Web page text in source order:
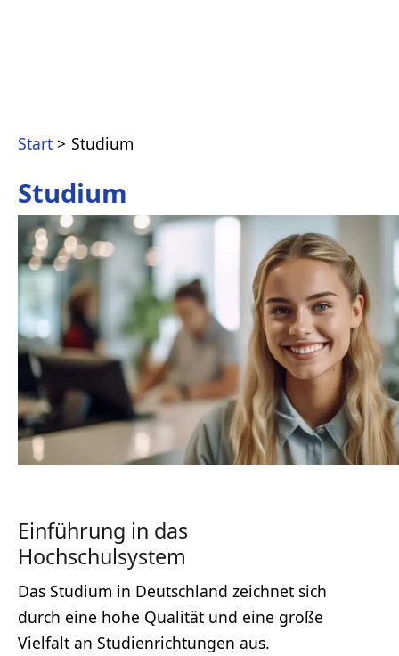
Start Studium
Studium
Einführung in das
Hochschulsystem
Das Studium in Deutschland zeichnet sich
durch eine hohe Qualität und eine große
Vielfalt an Studienrichtungen aus.